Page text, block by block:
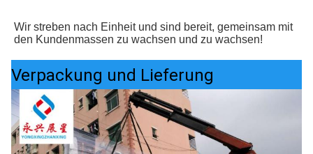
Wir streben nach Einheit und sind bereit, gemeinsam mit
den Kundenmassen zu wachsen und zu wachsen!
Verpackung und Lieferung